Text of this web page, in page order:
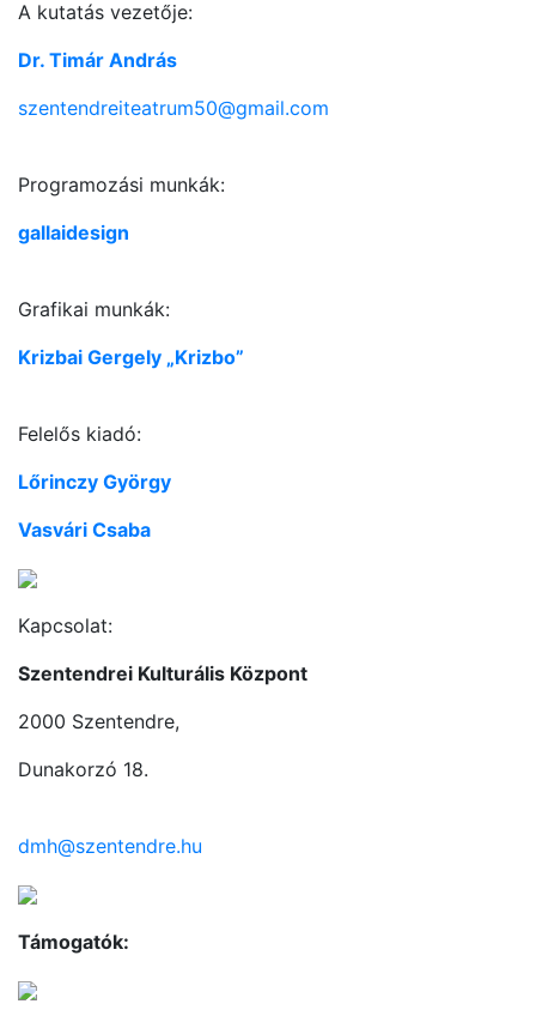
A kutatás vezetője:
Dr. Timár András
szentendreiteatrum50@gmail.com
Programozási munkák:
gallaidesign
Grafikai munkák:
Krizbai Gergely „Krizbo”
Felelős kiadó:
Lőrinczy György
Vasvári Csaba
Kapcsolat:
Szentendrei Kulturális Központ
2000 Szentendre,
Dunakorzó 18.
dmh@szentendre.hu
Támogatók: